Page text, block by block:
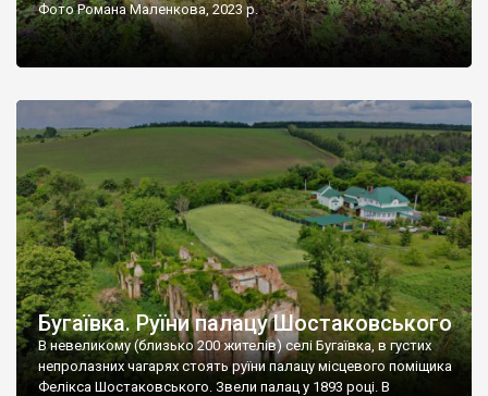
Фото Романа Маленкова, 2023 р.
Бугаївка. Руїни палацу Шостаковського
В невеликому (близько 200 жителів) селі Бугаївка, в густих
непролазних чагарях стоять руїни палацу місцевого поміщика
Фелікса Шостаковського. Звели палац у 1893 році. В